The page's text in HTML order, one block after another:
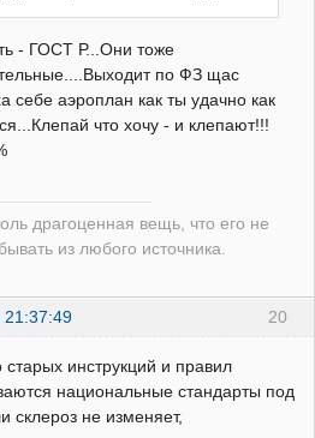
- ГОСТ Р...Они тоже
по ФЗ щас
себе аэроплан как ты удачно как
что хочу - и клепают!!!
драгоценная вещь, что его не
из любого источника.
20
21:37:49
старых инструкций и правил
национальные стандарты под
склероз не изменяет,